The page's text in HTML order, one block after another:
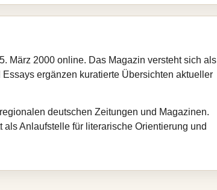
März 2000 online. Das Magazin versteht sich als
ergänzen kuratierte Übersichten aktueller
deutschen Zeitungen und Magazinen.
Anlaufstelle für literarische Orientierung und